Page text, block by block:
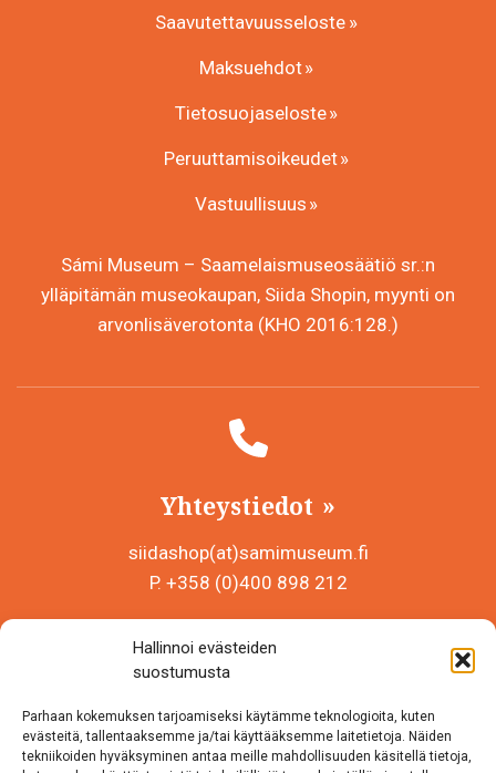
Hallinnoi evästeiden
suostumusta
Parhaan kokemuksen tarjoamiseksi käytämme teknologioita, kuten
evästeitä, tallentaaksemme ja/tai käyttääksemme laitetietoja. Näiden
tekniikoiden hyväksyminen antaa meille mahdollisuuden käsitellä tietoja,
Saavutettavuusseloste
Maksuehdot
Tietosuojaseloste
Peruuttamisoikeudet
Vastuullisuus
Sámi Museum – Saamelaismuseosäätiö sr.:n
ylläpitämän museokaupan, Siida Shopin, myynti on
arvonlisäverotonta (KHO 2016:128.)
Yhteystiedot
siidashop(at)samimuseum.fi
P. +358 (0)400 898 212
Y-tunnus 0625907-2
Inarintie 46
99870 Inari